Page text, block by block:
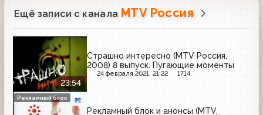
Ещё записи с канала MTV Россия
23:54
Страшно интересно (MTV Россия,
2008) 8 выпуск. Пугающие моменты
24 февраля 2021, 21:22 1714
Рекламный блок и анонсы (MTV,
Рекламный блок